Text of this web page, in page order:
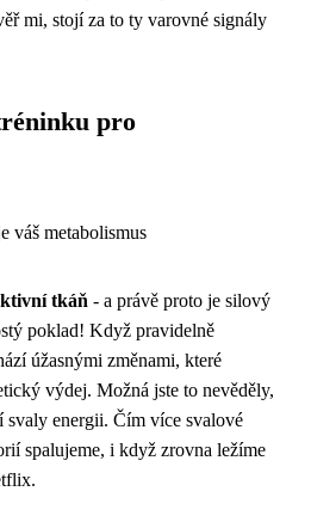
mi, stojí za to ty varovné signály
pro
váš metabolismus
tkáň - a právě proto je silový
poklad! Když pravidelně
úžasnými změnami, které
výdej. Možná jste to nevěděly,
energii. Čím více svalové
spalujeme, i když zrovna ležíme